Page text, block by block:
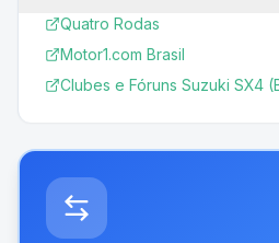
Quatro Rodas
Motor1.com Brasil
Clubes e Fóruns Suzuki SX4